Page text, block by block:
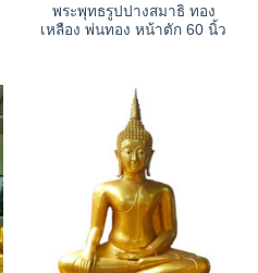
พระพุทธรูปปางสมาธิ ทอง
เหลือง พ่นทอง หน้าตัก 60 นิ้ว